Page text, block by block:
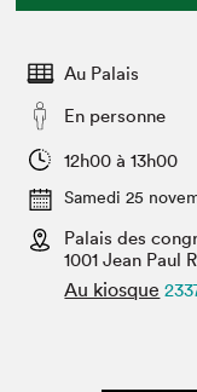
Espace
Espace
Espace médias
SLM PRO
Salon dans la
Projets
Au Palais
En personne
12h00 à 13h00
Samedi 25
Palais des
1001 Jean Paul
Au kiosque